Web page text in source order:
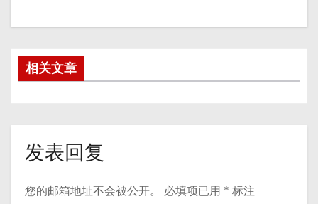
相关文章
发表回复
您的邮箱地址不会被公开。 必填项已用 * 标注